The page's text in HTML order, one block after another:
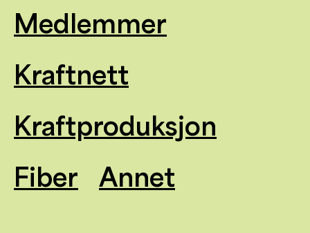
Medlemmer
Kraftnett
Kraftproduksjon
Fiber
Annet